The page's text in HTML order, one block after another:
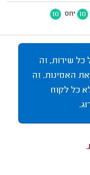
10 יחס 10
כל שירות, זה
האמינות. זה
כל לקוח